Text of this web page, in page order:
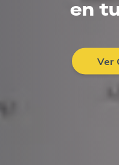
en
Ver